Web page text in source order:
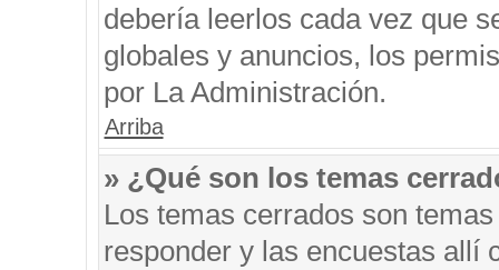
debería leerlos cada vez que
globales y anuncios, los
por La Administración.
Arriba
» ¿Qué son los temas
Los temas cerrados son
responder y las encuestas allí